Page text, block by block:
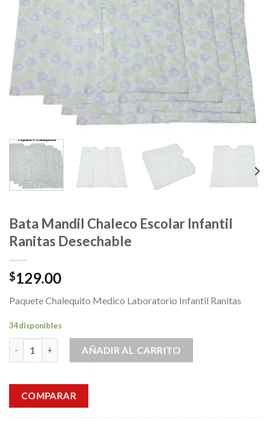
Bata Mandil Chaleco Escolar Infantil
Ranitas Desechable
$129.00
Paquete Chalequito Medico Laboratorio Infantil Ranitas
34 disponibles
Bata Mandil Chaleco Escolar Infantil Ranitas Desechable
AÑADIR AL CARRITO
COMPARAR